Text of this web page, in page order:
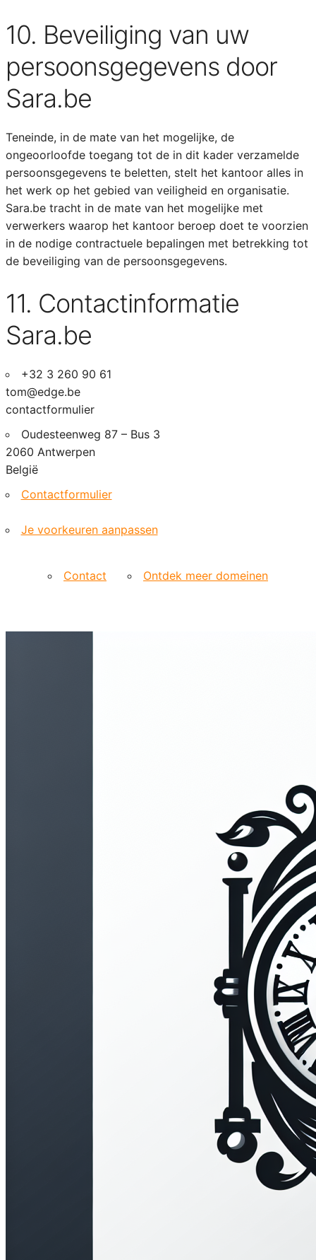
10. Beveiliging van uw
persoonsgegevens door
Sara.be
Teneinde, in de mate van het mogelijke, de
ongeoorloofde toegang tot de in dit kader verzamelde
persoonsgegevens te beletten, stelt het kantoor alles in
het werk op het gebied van veiligheid en organisatie.
Sara.be tracht in de mate van het mogelijke met
verwerkers waarop het kantoor beroep doet te voorzien
in de nodige contractuele bepalingen met betrekking tot
de beveiliging van de persoonsgegevens.
11. Contactinformatie
Sara.be
+32 3 260 90 61
tom@edge.be
contactformulier
Oudesteenweg 87 – Bus 3
2060 Antwerpen
België
Contactformulier
Je voorkeuren aanpassen
Contact Ontdek meer domeinen